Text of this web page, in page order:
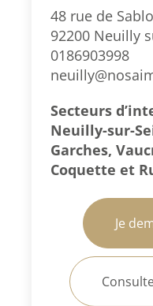
48 rue de
92200 Neuilly
0186903998
Secteurs
Neuilly-sur-
Garches,
Coquette et
Je